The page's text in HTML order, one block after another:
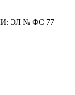
ЭЛ № ФС 77 –